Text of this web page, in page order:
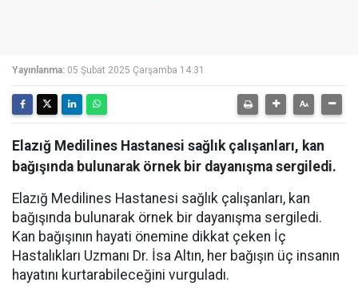
Yayınlanma: 05 Şubat 2025 Çarşamba 14:31
Elazığ Medilines Hastanesi sağlık çalışanları, kan
bağışında bulunarak örnek bir dayanışma sergiledi.
Elazığ Medilines Hastanesi sağlık çalışanları, kan
bağışında bulunarak örnek bir dayanışma sergiledi.
Kan bağışının hayati önemine dikkat çeken İç
Hastalıkları Uzmanı Dr. İsa Altın, her bağışın üç insanın
hayatını kurtarabileceğini vurguladı.